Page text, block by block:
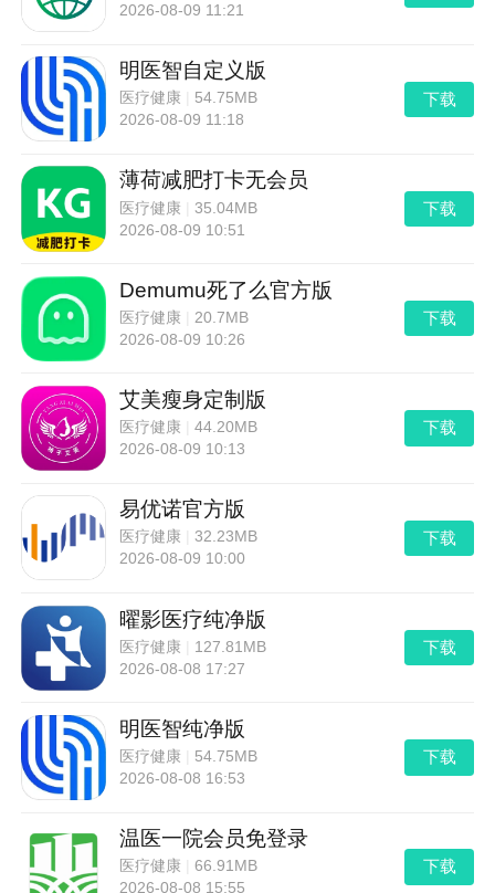
2026-08-09 11:21
明医智自定义版
医疗健康
54.75MB
2026-08-09 11:18
下载
薄荷减肥打卡无会员
医疗健康 |35.04MB
2026-08-09 10:51
下载
Demumu死了么官方版
医疗健康
20.7MB
2026-08-09 10:26
下载
艾美瘦身定制版
医疗健康 |44.20MB
2026-08-09 10:13
下载
易优诺官方版
医疗健康 |32.23MB
2026-08-09 10:00
下载
曜影医疗纯净版
医疗健康
127.81MB
2026-08-08 17:27
下载
明医智纯净版
医疗健康
54.75MB
2026-08-08 16:53
下载
温医一院会员免登录
医疗健康 |66.91MB
2026-08-08 15:55
下载